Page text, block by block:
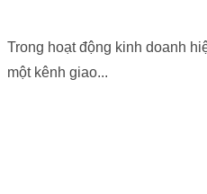
Trong hoạt động kinh doanh
một kênh giao...